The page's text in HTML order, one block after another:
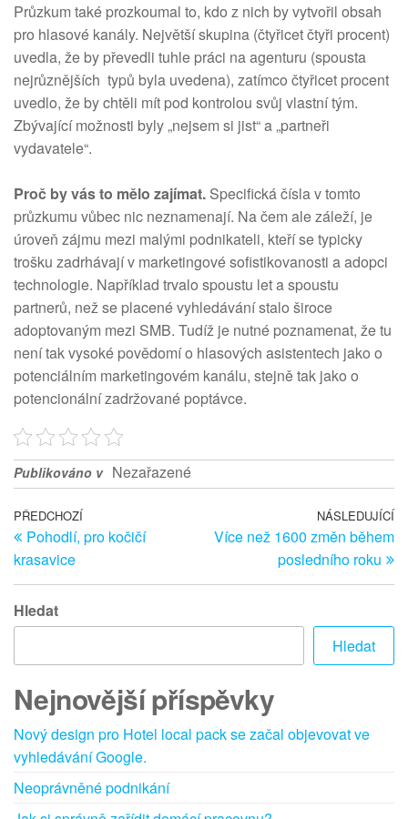
Průzkum také prozkoumal to, kdo z nich by vytvořil obsah
pro hlasové kanály. Největší skupina (čtyřicet čtyři procent)
uvedla, že by převedli tuhle práci na agenturu (spousta
nejrůznějších typů byla uvedena), zatímco čtyřicet procent
uvedlo, že by chtěli mít pod kontrolou svůj vlastní tým.
Zbývající možnosti byly „nejsem si jist“ a „partneři
vydavatele“.
Proč by vás to mělo zajímat. Specifická čísla v tomto
průzkumu vůbec nic neznamenají. Na čem ale záleží, je
úroveň zájmu mezi malými podnikateli, kteří se typicky
trošku zadrhávají v marketingové sofistikovanosti a adopci
technologie. Například trvalo spoustu let a spoustu
partnerů, než se placené vyhledávání stalo široce
adoptovaným mezi SMB. Tudíž je nutné poznamenat, že tu
není tak vysoké povědomí o hlasových asistentech jako o
potenciálním marketingovém kanálu, stejně tak jako o
potencionální zadržované poptávce.
Publikováno v Nezařazené
Navigace
pro
příspěvek
Předchozí
článek
PŘEDCHOZÍ
Pohodlí, pro kočičí
krasavice
NÁSLEDUJÍCÍ
Více než 1600 změn během
posledního roku
Hledat
Hledat
Nejnovější příspěvky
Nový design pro Hotel local pack se začal objevovat ve
vyhledávání Google.
Neoprávněné podnikání